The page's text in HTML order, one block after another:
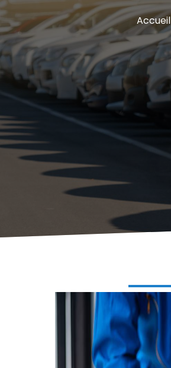
Accueil
Panneau de gestion des cookies